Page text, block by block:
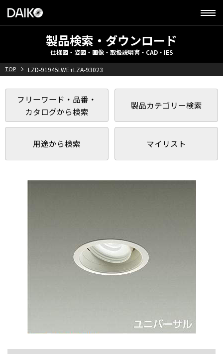
製品検索・ダウンロード
仕様図・姿図・画像・取扱説明書・CAD・IES
TOP LZD-91945LWE+LZA-93023
フリーワード・品番・
カタログから検索
製品カテゴリー検索
用途から検索 マイリスト